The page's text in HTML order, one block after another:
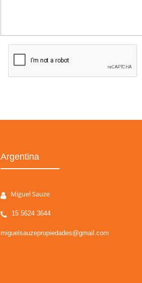
Argentina
Miguel Sauze
15 5624 3644
miguelsauzepropiedades@gmail.com